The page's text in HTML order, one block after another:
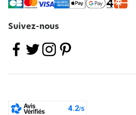
Suivez-nous